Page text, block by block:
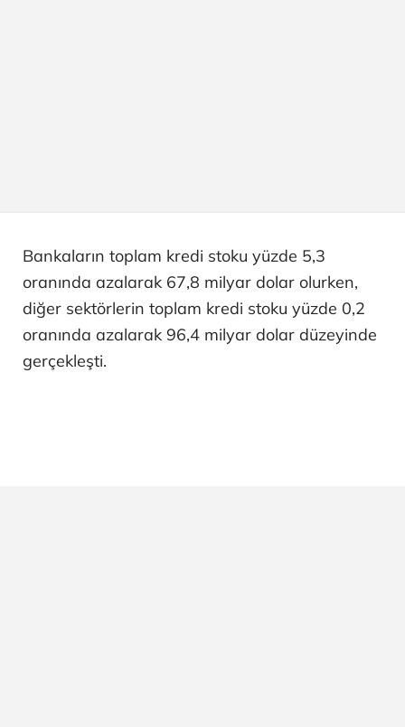
Bankaların toplam kredi stoku yüzde 5,3
oranında azalarak 67,8 milyar dolar olurken,
diğer sektörlerin toplam kredi stoku yüzde 0,2
oranında azalarak 96,4 milyar dolar düzeyinde
gerçekleşti.